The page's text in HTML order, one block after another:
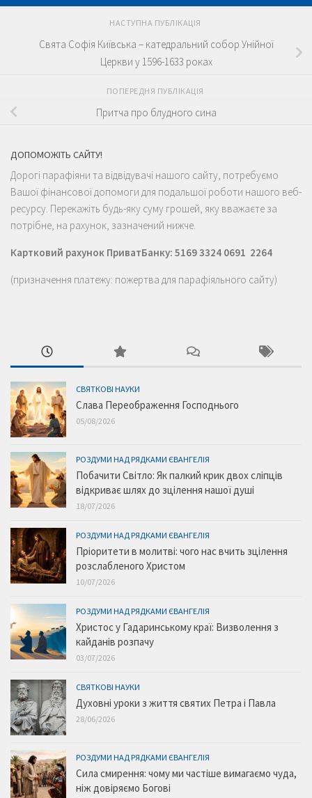
НАСТУПНА ПУБЛІКАЦІЯ
Свята Софія Київська – катедральний собор Унійної
Церкви у 1596-1633 роках
ПОПЕРЕДНЯ ПУБЛІКАЦІЯ
Притча про блудного сина
ДОПОМОЖІТЬ САЙТУ!
Дорогі парафіяни та відвідувачі нашого сайту, потребуємо
Вашої фінансової допомоги для подальшої роботи нашого веб-
ресурсу. Перекажіть будь-яку суму грошей, яку вважаєте за
потрібне, на рахунок, зазначений нижче.
Картковий рахунок ПриватБанку: 5169 3324 0691 2264
(призначення платежу: пожертва для парафіяльного сайту)
СВЯТКОВІ НАУКИ
Слава Переображення Господнього
05/08/2026
РОЗДУМИ НАД РЯДКАМИ ЄВАНГЕЛІЯ
Побачити Світло: Як палкий крик двох сліпців
відкриває шлях до зцілення нашої душі
18/07/2026
РОЗДУМИ НАД РЯДКАМИ ЄВАНГЕЛІЯ
Пріоритети в молитві: чого нас вчить зцілення
розслабленого Христом
10/07/2026
РОЗДУМИ НАД РЯДКАМИ ЄВАНГЕЛІЯ
Христос у Гадаринському краї: Визволення з
кайданів розпачу
03/07/2026
СВЯТКОВІ НАУКИ
Духовні уроки з життя святих Петра і Павла
28/06/2026
РОЗДУМИ НАД РЯДКАМИ ЄВАНГЕЛІЯ
Сила смирення: чому ми частіше вимагаємо чуда,
ніж довіряємо Богові